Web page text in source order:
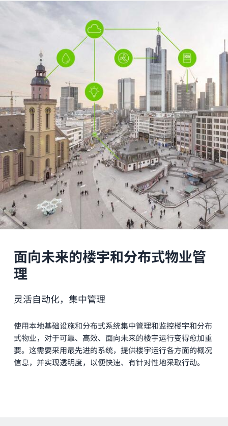
面向未来的楼宇和分布式物业管
理
灵活自动化，集中管理
使用本地基础设施和分布式系统集中管理和监控楼宇和分布
式物业，对于可靠、高效、面向未来的楼宇运行变得愈加重
要。这需要采用最先进的系统，提供楼宇运行各方面的概况
信息，并实现透明度，以便快速、有针对性地采取行动。